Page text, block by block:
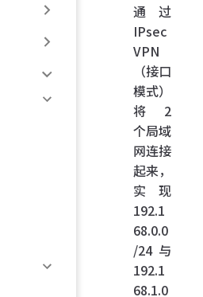
通过
IPsec
VPN
（接口
模式）
将 2
个局域
网连接
起来，
实现
192.1
68.0.0
/24 与
192.1
68.1.0